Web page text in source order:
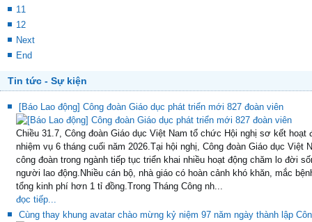
11
12
Next
End
Tin tức - Sự kiện
[Báo Lao động] Công đoàn Giáo dục phát triển mới 827 đoàn viên
Chiều 31.7, Công đoàn Giáo dục Việt Nam tổ chức Hội nghị sơ kết hoạt
nhiệm vụ 6 tháng cuối năm 2026.Tại hội nghị, Công đoàn Giáo dục Việt
công đoàn trong ngành tiếp tục triển khai nhiều hoạt động chăm lo đời
người lao động.Nhiều cán bộ, nhà giáo có hoàn cảnh khó khăn, mắc
tổng kinh phí hơn 1 tỉ đồng.Trong Tháng Công nh...
đọc tiếp...
Cùng thay khung avatar chào mừng kỷ niệm 97 năm ngày thành lập